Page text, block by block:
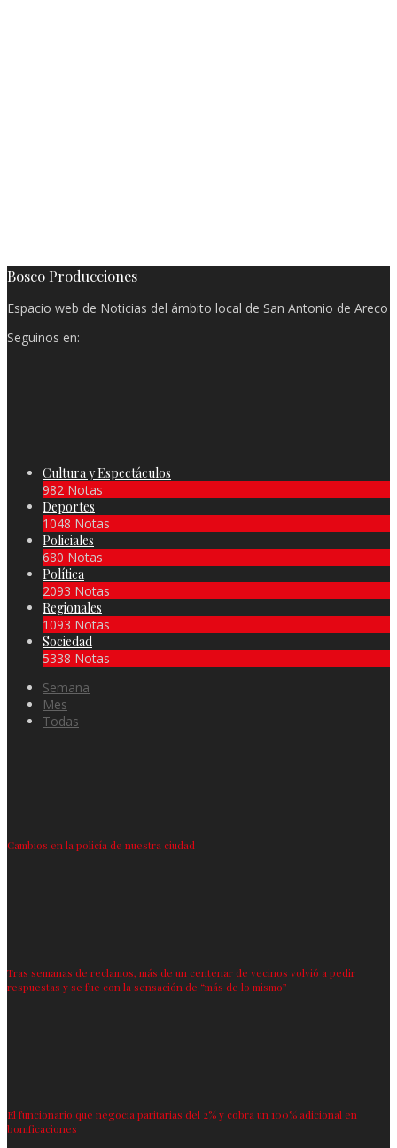
Bosco Producciones
Espacio web de Noticias del ámbito local de San Antonio de Areco
Seguinos en:
Cultura y Espectáculos
982 Notas
Deportes
1048 Notas
Policiales
680 Notas
Política
2093 Notas
Regionales
1093 Notas
Sociedad
5338 Notas
Semana
Mes
Todas
Cambios en la policía de nuestra ciudad
Tras semanas de reclamos, más de un centenar de vecinos volvió a pedir
respuestas y se fue con la sensación de “más de lo mismo”
El funcionario que negocia paritarias del 2% y cobra un 100% adicional en
bonificaciones